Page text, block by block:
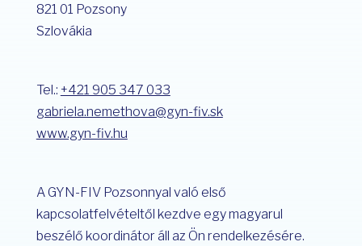
821 01 Pozsony
Szlovákia
Tel.: +421 905 347 033
gabriela.nemethova@gyn-fiv.sk
www.gyn-fiv.hu
A GYN-FIV Pozsonnyal való első
kapcsolatfelvételtől kezdve egy magyarul
beszélő koordinátor áll az Ön rendelkezésére.